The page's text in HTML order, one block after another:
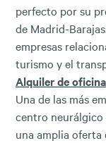
perfecto por su
de Madrid-
empresas
turismo y el
Alquiler de
Una de las más
centro neurálgico
una amplia oferta